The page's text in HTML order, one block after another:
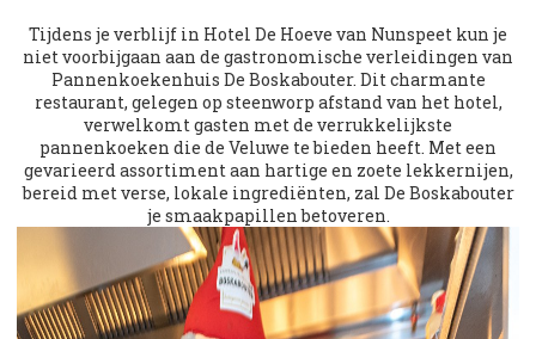
Tijdens je verblijf in Hotel De Hoeve van Nunspeet kun je
niet voorbijgaan aan de gastronomische verleidingen van
Pannenkoekenhuis De Boskabouter. Dit charmante
restaurant, gelegen op steenworp afstand van het hotel,
verwelkomt gasten met de verrukkelijkste
pannenkoeken die de Veluwe te bieden heeft. Met een
gevarieerd assortiment aan hartige en zoete lekkernijen,
bereid met verse, lokale ingrediënten, zal De Boskabouter
je smaakpapillen betoveren.